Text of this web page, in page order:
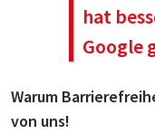
hat
Google
Warum
von uns!